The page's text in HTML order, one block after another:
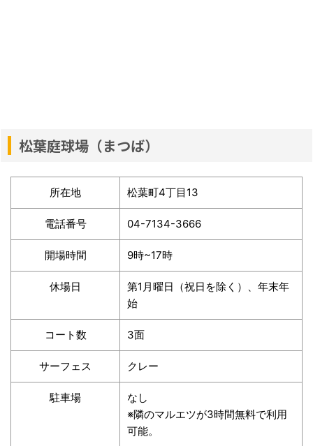
松葉庭球場（まつば）
所在地 松葉町4丁目13
電話番号 04-7134-3666
開場時間 9時~17時
休場日
第1月曜日（祝日を除く）、年末年
始
コート数 3面
サーフェス クレー
駐車場
なし
※隣のマルエツが3時間無料で利用
可能。